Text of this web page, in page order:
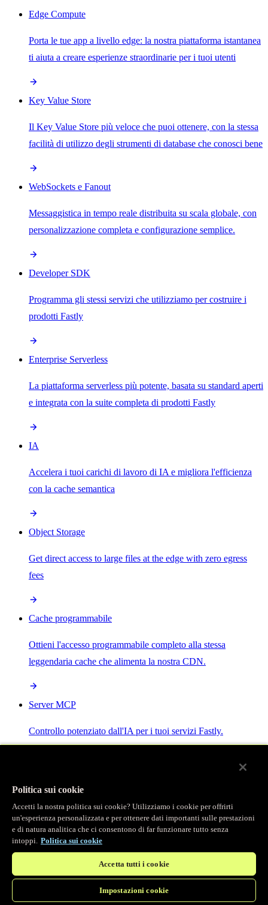
Edge Compute
Porta le tue app a livello edge: la nostra piattaforma istantanea
ti aiuta a creare esperienze straordinarie per i tuoi utenti
Key Value Store
Il Key Value Store più veloce che puoi ottenere, con la stessa
facilità di utilizzo degli strumenti di database che conosci bene
WebSockets e Fanout
Messaggistica in tempo reale distribuita su scala globale, con
personalizzazione completa e configurazione semplice.
Developer SDK
Programma gli stessi servizi che utilizziamo per costruire i
prodotti Fastly
Enterprise Serverless
La piattaforma serverless più potente, basata su standard aperti
e integrata con la suite completa di prodotti Fastly
IA
Accelera i tuoi carichi di lavoro di IA e migliora l'efficienza
con la cache semantica
Object Storage
Get direct access to large files at the edge with zero egress
fees
Cache programmabile
Ottieni l'accesso programmabile completo alla stessa
leggendaria cache che alimenta la nostra CDN.
Server MCP
Controllo potenziato dall'IA per i tuoi servizi Fastly.
Main menu
/ Prodotti
Osservabilità
Logging in tempo reale
Politica sui cookie
Accetti la nostra politica sui cookie? Utilizziamo i cookie per offrirti
un'esperienza personalizzata e per ottenere dati importanti sulle prestazioni
e di natura analitica che ci consentono di far funzionare tutto senza
intoppi. Politica sui cookie
Accetta tutti i cookie
Impostazioni cookie